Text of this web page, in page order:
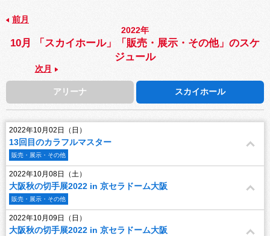
前月
2022年
10月 「スカイホール」「販売・展示・その他」のスケ
ジュール
次月
アリーナ スカイホール
2022年10月02日（日）
13回目のカラフルマスター
販売・展示・その他
2022年10月08日（土）
大阪秋の切手展2022 in 京セラドーム大阪
販売・展示・その他
2022年10月09日（日）
大阪秋の切手展2022 in 京セラドーム大阪